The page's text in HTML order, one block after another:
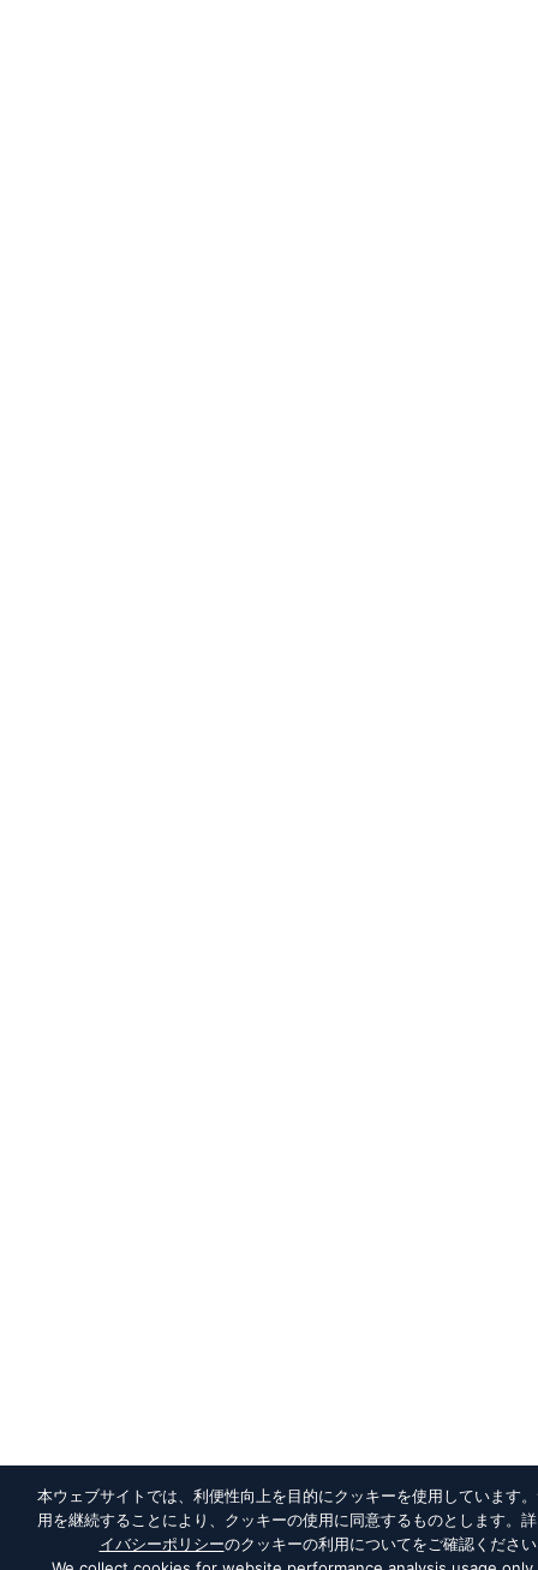
本ウェブサイトでは、利便性向上を目的にクッキーを使用しています
用を継続することにより、クッキーの使用に同意するものとします。
イバシーポリシーのクッキーの利用についてをご確認くださ